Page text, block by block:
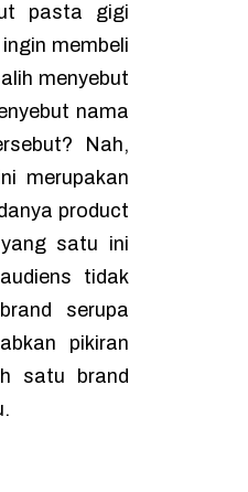
pasta gigi
membeli
menyebut
nama
Nah,
merupakan
product
yang satu ini
tidak
brand serupa
pikiran
satu brand